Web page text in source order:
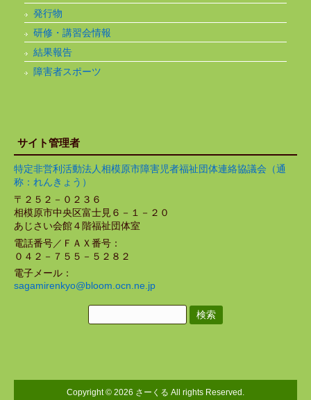
発行物
研修・講習会情報
結果報告
障害者スポーツ
サイト管理者
特定非営利活動法人相模原市障害児者福祉団体連絡協議会（通
称：れんきょう）
〒２５２－０２３６
相模原市中央区富士見６－１－２０
あじさい会館４階福祉団体室
電話番号／ＦＡＸ番号：
０４２－７５５－５２８２
電子メール：
sagamirenkyo@bloom.ocn.ne.jp
検
索:
Copyright © 2026 さーくる All rights Reserved.